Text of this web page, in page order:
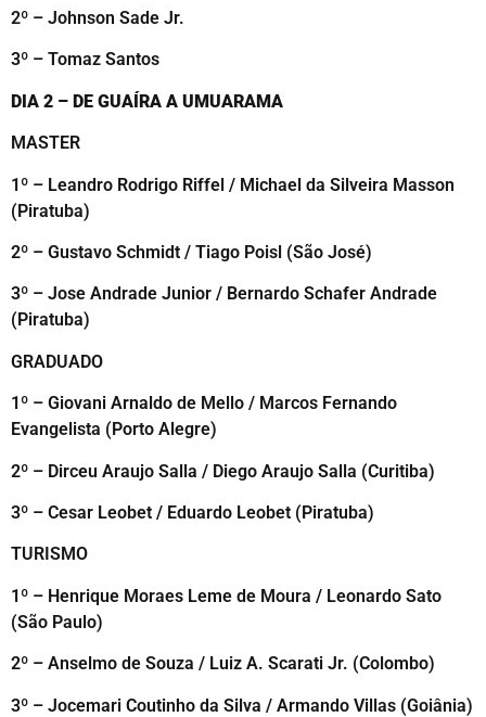
2º – Johnson Sade Jr.
3º – Tomaz Santos
DIA 2 – DE GUAÍRA A UMUARAMA
MASTER
1º – Leandro Rodrigo Riffel / Michael da Silveira Masson
(Piratuba)
2º – Gustavo Schmidt / Tiago Poisl (São José)
3º – Jose Andrade Junior / Bernardo Schafer Andrade
(Piratuba)
GRADUADO
1º – Giovani Arnaldo de Mello / Marcos Fernando
Evangelista (Porto Alegre)
2º – Dirceu Araujo Salla / Diego Araujo Salla (Curitiba)
3º – Cesar Leobet / Eduardo Leobet (Piratuba)
TURISMO
1º – Henrique Moraes Leme de Moura / Leonardo Sato
(São Paulo)
2º – Anselmo de Souza / Luiz A. Scarati Jr. (Colombo)
3º – Jocemari Coutinho da Silva / Armando Villas (Goiânia)